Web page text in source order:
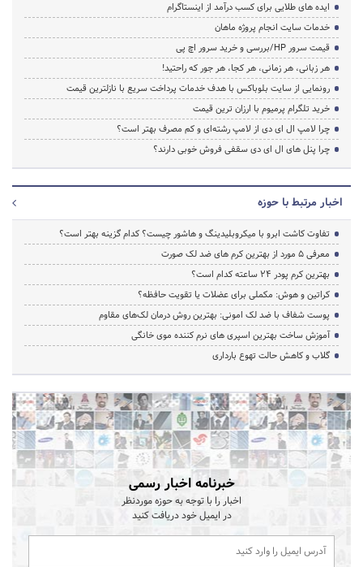
ایده های طلایی برای کسب درآمد از اینستاگرام
خدمات سایت انجام پروژه ماهان
قیمت سرور HP/بررسی و خرید سرور اچ پی
هر زبانی، هر زمانی، هر کجا، هر جور که راحتید!
رونمایی از سایت بلوباکس با هدف خدمات پرداخت سریع با نازلترین قیمت
خرید تلگرام پرمیوم با ارزان ترین قیمت
چرا لامپ ال ای دی از لامپ رشته‌ای و کم مصرف بهتر است؟
چرا پنل های ال ای دی سقفی فروش خوبی دارند؟
اخبار مرتبط با حوزه
تفاوت کاشت ابرو با میکروبلیدینگ و هاشور چیست؟ کدام گزینه بهتر است؟
معرفی 5 مورد از بهترین کرم های ضد لک صورت
بهترین کرم پودر 24 ساعته کدام است؟
کراتین و هوش: مکملی برای عضلات یا تقویت حافظه؟
پوست شفاف با ضد لک امونی: بهترین روش درمان لک‌های مقاوم
آموزش ساخت بهترین اسپری های نرم‌ کننده موی خانگی
گلاب و کاهش حالت تهوع بارداری
خبرنامه اخبار رسمی
اخبار را با توجه به حوزه موردنظر
در ایمیل خود دریافت کنید